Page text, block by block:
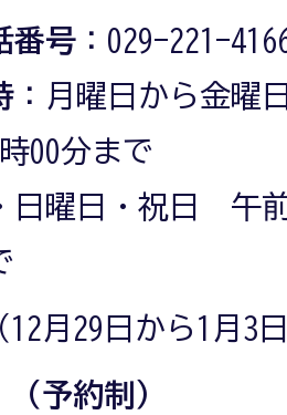
番号 ：029-221-
：月曜日から金
00分まで
日曜日・祝日 午
月29日から1月3
（予約制）